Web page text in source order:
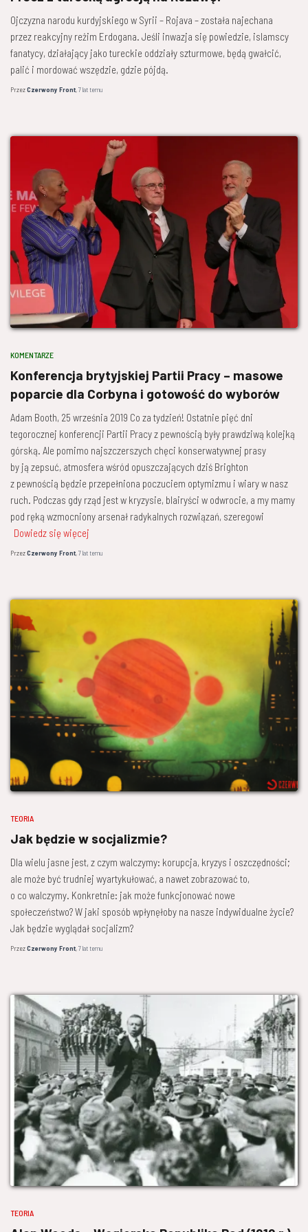
Ojczyzna narodu kurdyjskiego w Syrii – Rojava – została najechana
przez reakcyjny reżim Erdogana. Jeśli inwazja się powiedzie, islamscy
fanatycy, działający jako tureckie oddziały szturmowe, będą gwałcić,
palić i mordować wszędzie, gdzie pójdą.
PrzezCzerwony Front,7 lattemu
KOMENTARZE
Konferencja brytyjskiej Partii Pracy – masowe
poparcie dla Corbyna i gotowość do wyborów
Adam Booth, 25 września 2019 Co za tydzień! Ostatnie pięć dni
tegorocznej konferencji Partii Pracy z pewnością były prawdziwą kolejką
górską. Ale pomimo najszczerszych chęci konserwatywnej prasy
by ją zepsuć, atmosfera wśród opuszczających dziś Brighton
z pewnością będzie przepełniona poczuciem optymizmu i wiary w nasz
ruch. Podczas gdy rząd jest w kryzysie, blairyści w odwrocie, a my mamy
pod ręką wzmocniony arsenał radykalnych rozwiązań, szeregowi
Dowiedz się więcej
PrzezCzerwony Front,7 lattemu
TEORIA
Jak będzie w socjalizmie?
Dla wielu jasne jest, z czym walczymy: korupcja, kryzys i oszczędności;
ale może być trudniej wyartykułować, a nawet zobrazować to,
o co walczymy. Konkretnie: jak może funkcjonować nowe
społeczeństwo? W jaki sposób wpłynęłoby na nasze indywidualne życie?
Jak będzie wyglądał socjalizm?
PrzezCzerwony Front,7 lattemu
TEORIA